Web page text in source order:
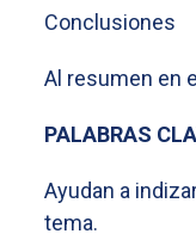
Conclusiones
Al resumen en
PALABRAS
Ayudan a
tema.